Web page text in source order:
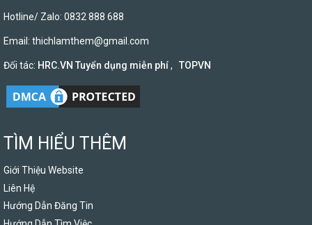
Hotline/ Zalo: 0832 888 688
Email: thichlamthem@gmail.com
Đối tác: HRC.VN Tuyển dụng miễn phí, TOPVN
TÌM HIỂU THÊM
Giới Thiệu Website
Liên Hệ
Hướng Dẫn Đăng Tin